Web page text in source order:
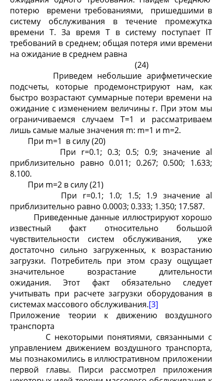
потерю времени требованиями, пришедшими в
систему обслуживания в течение промежутка
времени T. За время T в систему поступает lT
требований в среднем; общая потеря ими времени
на ожидание в среднем равна
(24)
Приведем небольшие арифметические
подсчеты, которые продемонстрируют нам, как
быстро возрастают суммарные потери времени на
ожидание с изменением величины r. При этом мы
ограничиваемся случаем T=1 и рассматриваем
лишь самые малые значения m: m=1 и m=2.
При m=1 в силу (20)
При r=0.1; 0.3; 0.5; 0.9; значение al
приблизительно равно 0.011; 0.267; 0.500; 1.633;
8.100.
При m=2 в силу (21)
При r=0.1; 1.0; 1.5; 1.9 значение al
приблизительно равно 0.0003; 0.333; 1.350; 17.587.
Приведенные данные иллюстрируют хорошо
известный факт относительно большой
чувствительности систем обслуживания, уже
достаточно сильно загруженных, к возрастанию
загрузки. Потребитель при этом сразу ощущает
значительное возрастание длительности
ожидания. Этот факт обязательно следует
учитывать при расчете загрузки оборудования в
системах массового обслуживания.[3]
Приложение теории к движению воздушного
транспорта
С некоторыми понятиями, связанными с
управлением движением воздушного транспорта,
мы познакомились в иллюстративном приложении
первой главы. Пирси рассмотрел приложения